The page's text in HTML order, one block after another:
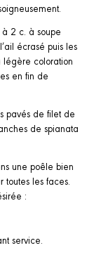
à 2 c. à soupe
écrasé puis les
légère coloration
en fin de
pavés de filet de
de spianata
une poêle bien
les faces.
:
service.